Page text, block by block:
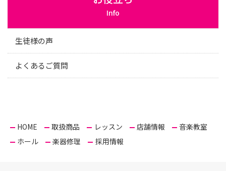
Info
生徒様の声
よくあるご質問
HOME 取扱商品 レッスン 店舗情報
音楽教室
ホール
楽器修理 採用情報